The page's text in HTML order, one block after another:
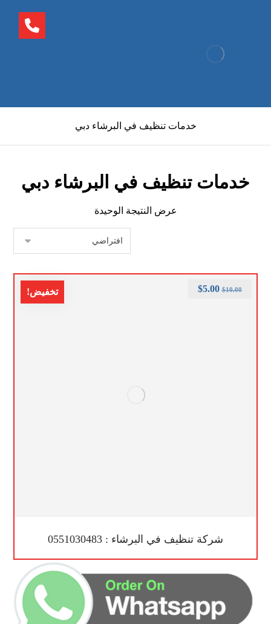
خدمات تنظيف في البرشاء دبي
خدمات تنظيف في البرشاء دبي
عرض النتيجة الوحيدة
تخفيض!
شركة تنظيف في البرشاء : 0551030483
$10.00
$5.00